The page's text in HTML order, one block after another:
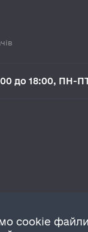
до 18:00, ПН-
cookie